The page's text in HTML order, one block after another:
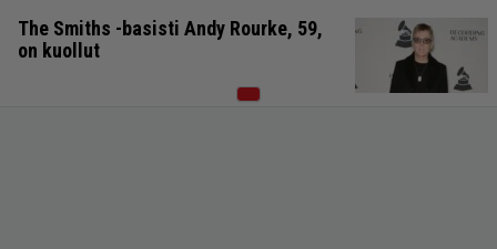
The Smiths -basisti Andy Rourke, 59,
on kuollut